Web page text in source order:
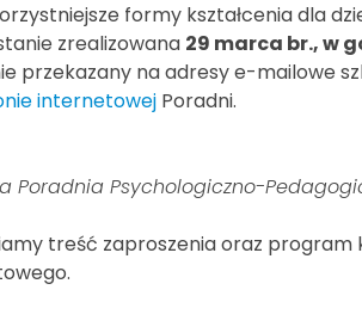
formy kształcenia dla
zrealizowana 29 marca br., w
przekazany na adresy e-mailowe
internetowej Poradni.
Poradnia Psychologiczno-
treść zaproszenia oraz